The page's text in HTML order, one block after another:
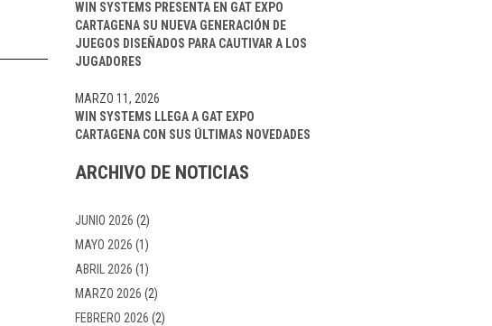
WIN SYSTEMS PRESENTA EN GAT EXPO
CARTAGENA SU NUEVA GENERACIÓN DE
JUEGOS DISEÑADOS PARA CAUTIVAR A LOS
JUGADORES
WIN SYSTEMS LLEGA A GAT EXPO
CARTAGENA CON SUS ÚLTIMAS NOVEDADES
MARZO 11, 2026
ARCHIVO DE NOTICIAS
JUNIO 2026 (2)
MAYO 2026 (1)
ABRIL 2026 (1)
MARZO 2026 (2)
FEBRERO 2026 (2)